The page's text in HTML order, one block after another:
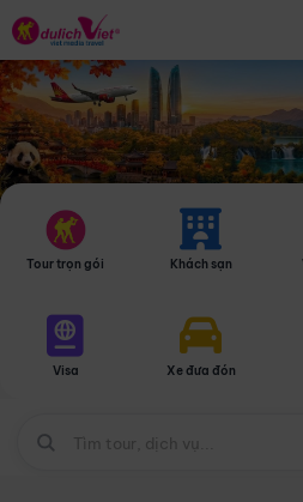
Tour trọn gói Khách sạn
Visa Xe đưa đón